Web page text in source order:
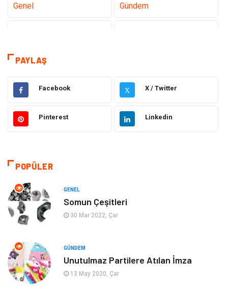
Genel Gündem
Tanıtıcı Reklam
Elektrik Elektronik Makine
Otomotiv Ulaşım ve Taşımacılık
Giyim
Eğitim & Kariyer
Alışveriş
Organizasyon Mobilya
PAYLAŞ
Facebook X X / Twitter
Pinterest Linkedin
POPÜLER
GENEL
Somun Çeşitleri
30 Mar 2022, Çar
GÜNDEM
Unutulmaz Partilere Atılan İmza
13 May 2020, Çar